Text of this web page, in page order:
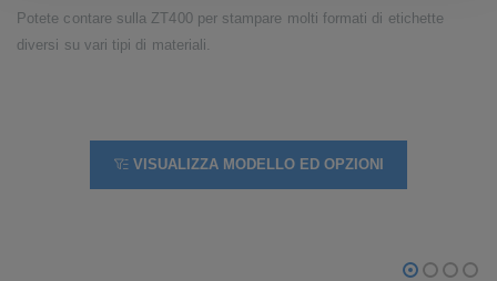
Potete contare sulla ZT400 per stampare molti formati di etichette
diversi su vari tipi di materiali.
VISUALIZZA MODELLO ED OPZIONI